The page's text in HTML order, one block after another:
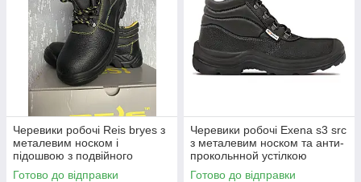
Черевики робочі Reis bryes з
металевим носком і
підошвою з подвійного
поліуретану
Готово до відправки
Черевики робочі Exena s3 src
з металевим носком та анти-
прокольнной устілкою
Готово до відправки